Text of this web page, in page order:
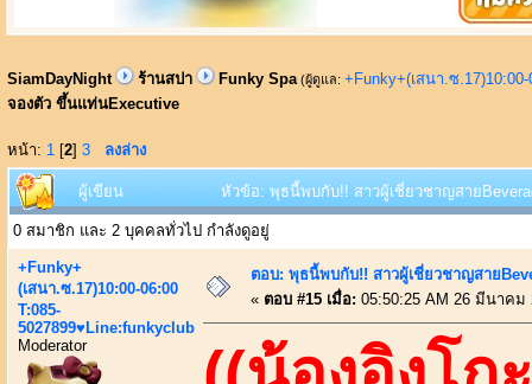
SiamDayNight ร้านสปา Funky Spa (ผู้ดูแล: +Funky+(เสนา.ซ
จองตัว ขึ้นแท่นExecutive
หน้า: 1 [2] 3 ลงล่าง
ผู้เขียน หัวข้อ: พุธนี้พบกับ!! สาวผู้เชี่ยวชาญสาย
0 สมาชิก และ 2 บุคคลทั่วไป กำลังดูอยู่
+Funky+
(เสนา.ซ.17)10:00-06:00
T:085-
5027899♥Line:funkyclub
Moderator
ตอบ: พุธนี้พบกับ!! สาวผู้เชี่ยวชาญสาย
« ตอบ #15 เมื่อ: 05:50:25 AM 26 มีนาคม